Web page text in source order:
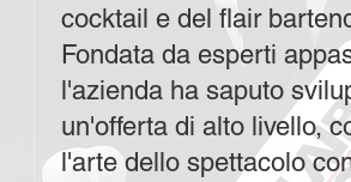
cocktail e del flair
Fondata da esperti
l'azienda ha saputo
un'offerta di alto livello,
l'arte dello spettacolo